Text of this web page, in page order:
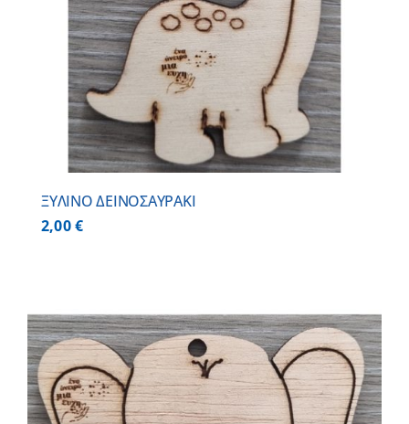
ΞΥΛΙΝΟ ΔΕΙΝΟΣΑΥΡΑΚΙ
2,00€